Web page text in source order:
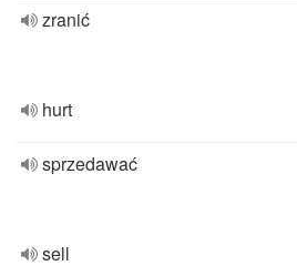
zranić
hurt
sprzedawać
sell